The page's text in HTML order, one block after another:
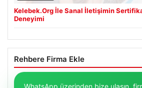
Kelebek.Org İle Sanal İletişimin
Deneyimi
Rehbere Firma Ekle
WhatsApp üzerinden bize ulaşın,